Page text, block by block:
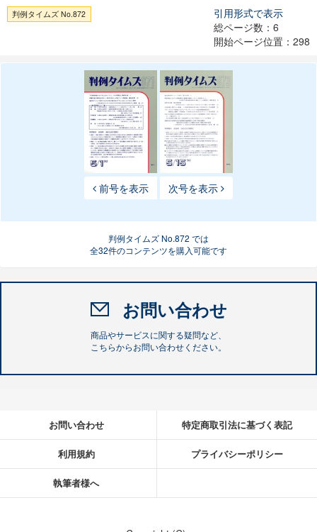
判例タイムズ No.872
引用形式で表示
総ページ数：6
開始ページ位置：298
前号を表示 次号を表示
判例タイムズ No.872 では
全32件のコンテンツを購入可能です
お問い合わせ
商品やサービスに関する疑問など、
こちらからお問い合わせください。
お問い合わせ 特定商取引法に基づく表記
利用規約 プライバシーポリシー
執筆者様へ